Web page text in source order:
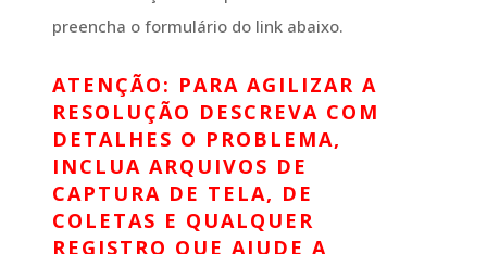
preencha o formulário do link abaixo.
ATENÇÃO: PARA AGILIZAR A
RESOLUÇÃO DESCREVA COM
DETALHES O PROBLEMA,
INCLUA ARQUIVOS DE
CAPTURA DE TELA, DE
COLETAS E QUALQUER
REGISTRO QUE AJUDE A